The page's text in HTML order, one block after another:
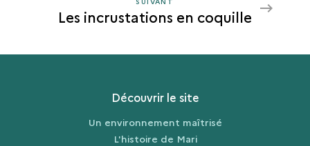
LES
Les incrustations en coquille
Découvrir le site
Un environnement maîtrisé
L'histoire de Mari